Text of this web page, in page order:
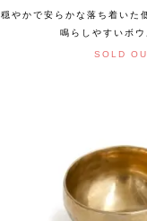
穏やかで安らかな落ち着いた
鳴らしやすいボウ
SOLD